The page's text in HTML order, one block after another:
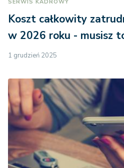
SERWIS KADROWY
Koszt całkowity
w 2026 roku - musisz
1 grudzień 2025